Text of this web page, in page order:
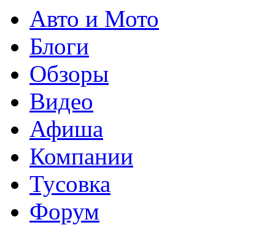
Авто и Мото
Блоги
Обзоры
Видео
Афиша
Компании
Тусовка
Форум